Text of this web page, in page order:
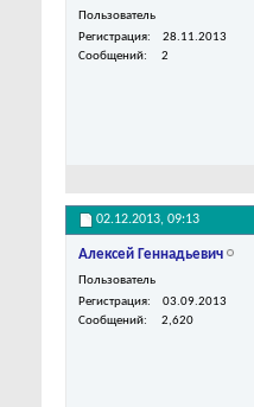
Пользователь
Регистрация
28.11.2013
Сообщений
2
02.12.2013, 09:13
Алексей Геннадьевич
Пользователь
Регистрация
03.09.2013
Сообщений
2,620